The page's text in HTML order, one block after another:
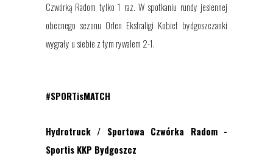
Czwórką Radom tylko 1 raz. W spotkaniu rundy jesiennej
obecnego sezonu Orlen Ekstraligi Kobiet bydgoszczanki
wygrały u siebie z tym rywalem 2-1.
#SPORTisMATCH
Hydrotruck / Sportowa Czwórka Radom -
Sportis KKP Bydgoszcz